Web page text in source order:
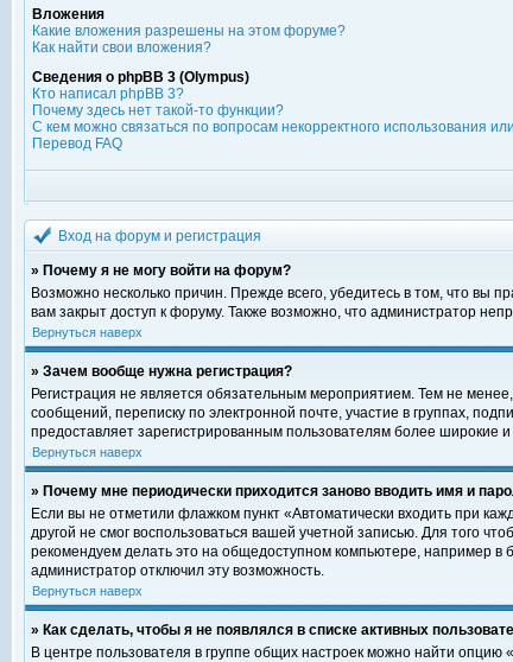
Вложения
Какие вложения разрешены на этом форуме?
Как найти свои вложения?
Сведения о phpBB 3 (Olympus)
Кто написал phpBB 3?
Почему здесь нет такой-то функции?
С кем можно связаться по вопросам некорректного использования
Перевод FAQ
Вход на форум и регистрация
» Почему я не могу войти на форум?
Возможно несколько причин. Прежде всего, убедитесь в том, что вы
вам закрыт доступ к форуму. Также возможно, что администратор
Вернуться наверх
» Зачем вообще нужна регистрация?
Регистрация не является обязательным мероприятием. Тем не
сообщений, переписку по электронной почте, участие в группах,
предоставляет зарегистрированным пользователям более
Вернуться наверх
» Почему мне периодически приходится заново вводить имя и
Если вы не отметили флажком пункт «Автоматически входить при
другой не смог воспользоваться вашей учетной записью. Для того
рекомендуем делать это на общедоступном компьютере, например в
администратор отключил эту возможность.
Вернуться наверх
» Как сделать, чтобы я не появлялся в списке активных
В центре пользователя в группе общих настроек можно найти